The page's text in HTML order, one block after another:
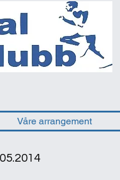
Våre arrangement